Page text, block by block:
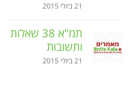
21 ביולי 2015
תמ"א 38 שאלות
ותשובות
21 ביולי 2015